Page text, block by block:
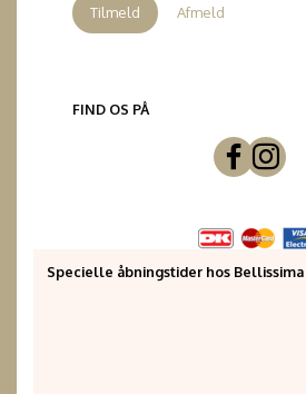
Tilmeld Afmeld
FIND OS PÅ
Specielle åbningstider hos Bellissima